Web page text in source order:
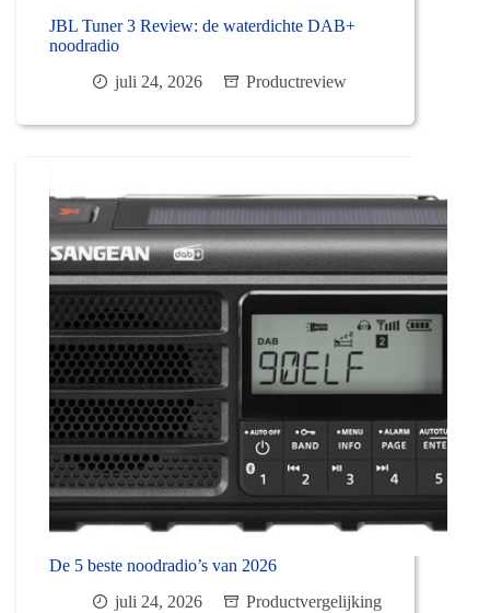
JBL Tuner 3 Review: de waterdichte DAB+
noodradio
juli 24, 2026
Productreview
De 5 beste noodradio’s van 2026
juli 24, 2026
Productvergelijking